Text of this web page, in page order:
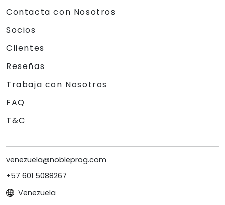
Contacta con Nosotros
Socios
Clientes
Reseñas
Trabaja con Nosotros
FAQ
T&C
venezuela@nobleprog.com
+57 601 5088267
Venezuela